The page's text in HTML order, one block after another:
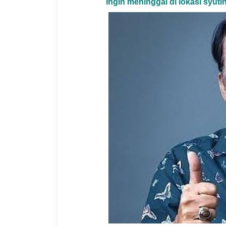
Ingin meninggal di lokasi